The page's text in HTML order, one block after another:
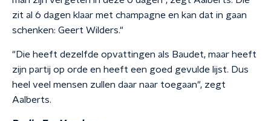
zit al 6 dagen klaar met champagne en kan dat in gaan
schenken: Geert Wilders."
"Die heeft dezelfde opvattingen als Baudet, maar heeft
zijn partij op orde en heeft een goed gevulde lijst. Dus
heel veel mensen zullen daar naar toegaan", zegt
Aalberts.